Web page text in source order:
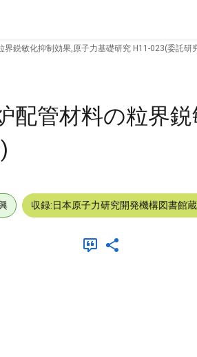
鋭敏化抑制効果,原子力基礎研究 H11-023(委託研
配管材料の粒界
収録:日本原子力研究開発機構図書館